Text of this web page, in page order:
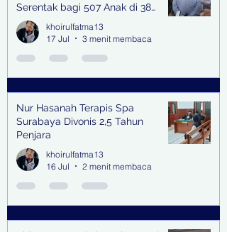
Serentak bagi 507 Anak di 38
Kabupaten & Kota
khoirulfatma13
17 Jul
3 menit membaca
Nur Hasanah Terapis Spa
Surabaya Divonis 2,5 Tahun
Penjara
khoirulfatma13
16 Jul
2 menit membaca